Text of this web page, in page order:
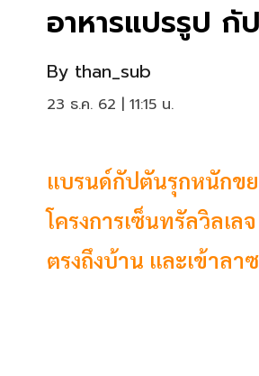
อาหารแปรรูป กั
By than_sub
23 ธ.ค. 62 | 11:15 น.
แบรนด์กัปตันรุกหนักข
โครงการเซ็นทรัลวิลเ
ตรงถึงบ้าน และเข้าลา